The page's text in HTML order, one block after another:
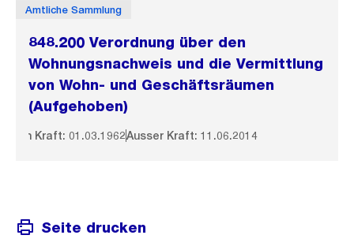
Amtliche Sammlung
848.200 Verordnung über den
Wohnungsnachweis und die Vermittlung
von Wohn- und Geschäftsräumen
(Aufgehoben)
In Kraft: 01.03.1962Ausser Kraft: 11.06.2014
Seite drucken